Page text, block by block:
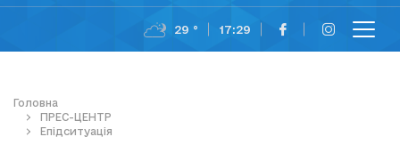
29 ° 17:29
Головна
ПРЕС-ЦЕНТР
Епідситуація